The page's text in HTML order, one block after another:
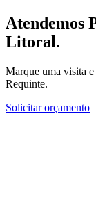
Atendemos
Litoral.
Marque uma visita
Requinte.
Solicitar orçamento